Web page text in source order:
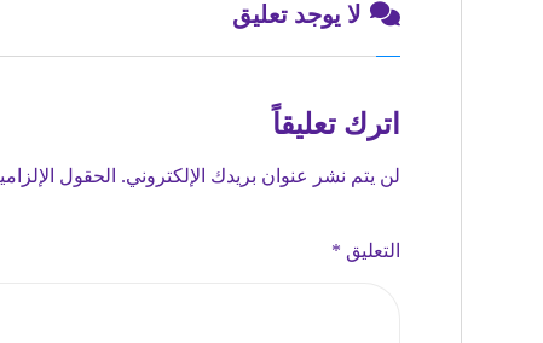
لا يوجد تعليق
اترك تعليقاً
لن يتم نشر عنوان بريدك الإلكتروني. الحقول
التعليق *